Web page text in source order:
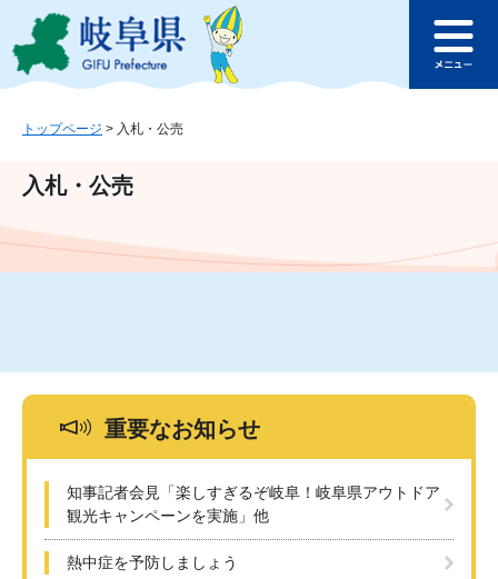
ジ
ュ
文
このページの本文へ
ュ
トップページ > 入札・公売
入札・公売
重要なお知らせ
知事記者会見「楽しすぎるぞ岐阜！岐阜県アウトドア
観光キャンペーンを実施」他
熱中症を予防しましょう